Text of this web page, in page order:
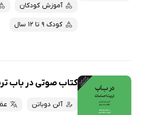
آموزش کودکان
کودک 9 تا 12 سال
کتاب صوتی در باب
آلن دوباتن